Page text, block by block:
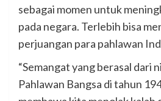
sebagai momen untuk
pada negara. Terlebih bisa
perjuangan para pahlawan
“Semangat yang berasal dari
Pahlawan Bangsa di tahun